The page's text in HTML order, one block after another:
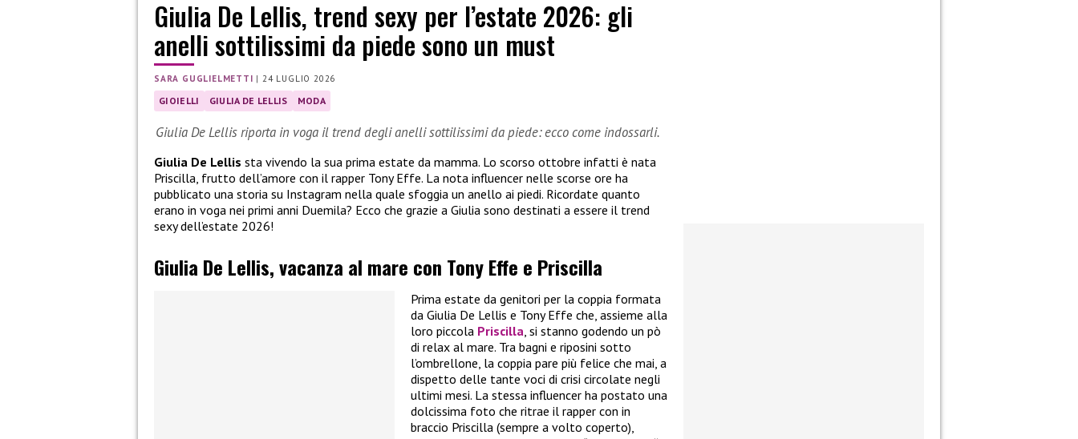
Giulia De Lellis, trend sexy per l’estate 2026: gli
anelli sottilissimi da piede sono un must
SARA GUGLIELMETTI | 24 LUGLIO 2026
GIOIELLI GIULIA DE LELLIS MODA
Giulia De Lellis riporta in voga il trend degli anelli sottilissimi da piede: ecco come indossarli.
Giulia De Lellis sta vivendo la sua prima estate da mamma. Lo scorso ottobre infatti è nata
Priscilla, frutto dell’amore con il rapper Tony Effe. La nota influencer nelle scorse ore ha
pubblicato una storia su Instagram nella quale sfoggia un anello ai piedi. Ricordate quanto
erano in voga nei primi anni Duemila? Ecco che grazie a Giulia sono destinati a essere il trend
sexy dell’estate 2026!
Giulia De Lellis, vacanza al mare con Tony Effe e Priscilla
Prima estate da genitori per la coppia formata
da Giulia De Lellis e Tony Effe che, assieme alla
loro piccola Priscilla, si stanno godendo un pò
di relax al mare. Tra bagni e riposini sotto
l’ombrellone, la coppia pare più felice che mai, a
dispetto delle tante voci di crisi circolate negli
ultimi mesi. La stessa influencer ha postato una
dolcissima foto che ritrae il rapper con in
braccio Priscilla (sempre a volto coperto),